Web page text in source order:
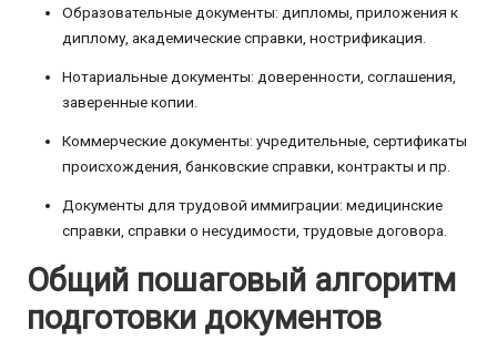
Образовательные документы: дипломы, приложения к
диплому, академические справки, нострификация.
Нотариальные документы: доверенности, соглашения,
заверенные копии.
Коммерческие документы: учредительные, сертификаты
происхождения, банковские справки, контракты и пр.
Документы для трудовой иммиграции: медицинские
справки, справки о несудимости, трудовые договора.
Общий пошаговый алгоритм
подготовки документов